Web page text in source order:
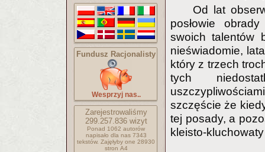
Fundusz Racjonalisty
Wesprzyj nas..
Zarejestrowaliśmy
299.257.836wizyt
Ponad 1062 autorów
napisało dla nas 7343
tekstów. Zajęłyby one 28930
stron A4
Od lat
posłowie
swoich talentów
nieświadomie,
który z trzech
tych
szczęście że
tej posady, a
kleisto-